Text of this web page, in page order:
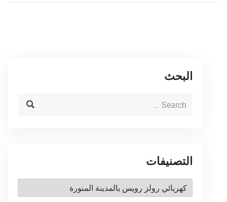
البحث
التصنيفات
التصنيفات